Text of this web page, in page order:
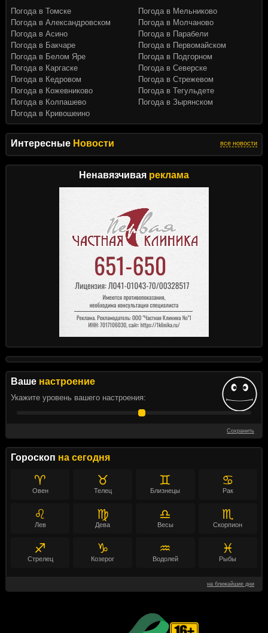
Интересные Новости все новости
Ненавязчивая реклама
Ваше настроение
Укажите уровень вашего настроения:
Сохранить
Гороскоп на сегодня
♈
Овен
♉
Телец
♊
Близнецы
♋
Рак
♌
Лев
♍
Дева
♎
Весы
♏
Скорпион
♐
Стрелец
♑
Козерог
♒
Водолей
♓
Рыбы
на ближайшие дни
Погода в Томске
Погода в Александровском
Погода в Асино
Погода в Бакчаре
Погода в Белом Яре
Погода в Каргаске
Погода в Кедровом
Погода в Кожевниково
Погода в Колпашево
Погода в Кривошеино
Погода в Мельниково
Погода в Молчаново
Погода в Парабели
Погода в Первомайском
Погода в Подгорном
Погода в Северске
Погода в Стрежевом
Погода в Тегульдете
Погода в Зырянском